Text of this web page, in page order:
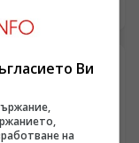
медицина,
не са
порното,
заобикалки за
на
Ви
на